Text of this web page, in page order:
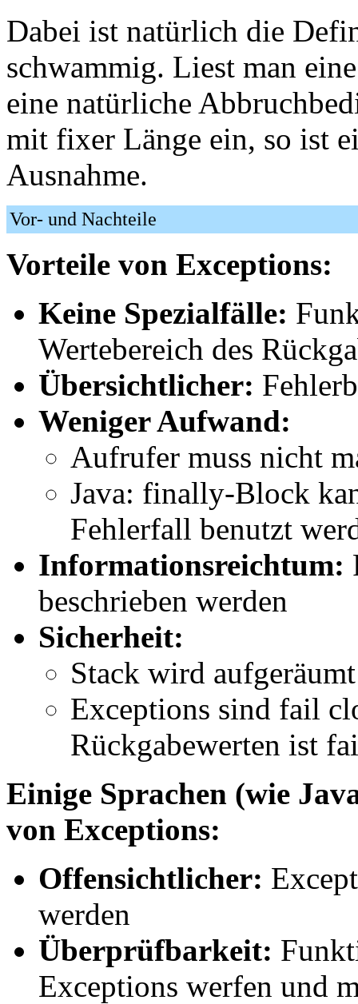
Dabei ist natürlich die
schwammig. Liest man
eine natürliche
mit fixer Länge ein, so ist
Ausnahme.
Vor- und Nachteile
Vorteile von Exceptions:
Keine Spezialfälle:
Wertebereich des
Übersichtlicher:
Weniger Aufwand:
Aufrufer muss nicht
Java: finally-Block
Fehlerfall benutzt
Informationsreichtum:
beschrieben werden
Sicherheit:
Stack wird aufgeräumt
Exceptions sind fail
Rückgabewerten ist
Einige Sprachen (wie
von Exceptions:
Offensichtlicher:
werden
Überprüfbarkeit:
Exceptions werfen und